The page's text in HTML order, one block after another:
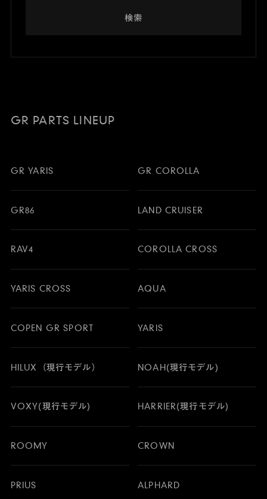
検索
GR PARTS LINEUP
GR YARIS GR COROLLA
GR86 LAND CRUISER
RAV4 COROLLA CROSS
YARIS CROSS AQUA
COPEN GR SPORT YARIS
HILUX（現行モデル） NOAH(現行モデル)
VOXY(現行モデル) HARRIER(現行モデル)
ROOMY CROWN
PRIUS ALPHARD